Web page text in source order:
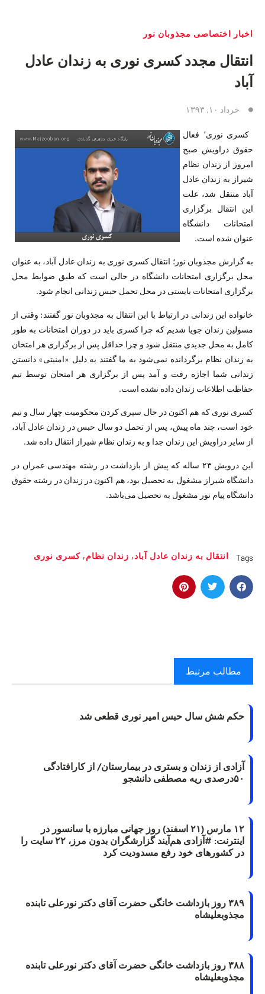
اخبار اختصاصی مجذوبان نور
انتقال مجدد کسری نوری به زندان عادل
آباد
خرداد ۱۰, ۱۳۹۳
کسری نوری٬ فعال
حقوق دراویش صبح
امروز از زندان نظام
شیراز به زندان عادل
آباد منتقل شد، علت
این انتقال برگزاری
امتحانات دانشگاه
عنوان شده است.
به گزارش مجذوبان نور؛ انتقال کسری نوری به زندان عادل آباد، به عنوان
محل برگزاری امتحانات دانشگاه در حالی است که طبق ضوابط محل
برگزاری امتحانات بایستی در محل تحمل حبس زندانی انجام شود.
خانواده این زندانی در ارتباط با این انتقال به مجذوبان نور گفتند: وقتی از
مسولین زندان جویا شدیم که چرا کسری باید در دوران امتحانات به طور
کامل به محل جدیدی منتقل شود و چرا حداقل پس از برگزاری هر امتحان
به زندان نظام برگردانده نمی‌شود به ما گفتند به دلیل «امنیتی» دانستن
زندانی شما اجازه رفت و آمد پس از برگزاری هر امتحان توسط تیم
حفاظت اطلاعات زندان داده نشده است.
کسری نوری که هم اکنون در حال سپری کردن محکومیت چهار سال و نیم
خود است، چند ماه پیش، پس از تحمل دو سال حبس در زندان عادل آباد،
از سایر دراویش این زندان جدا و به زندان نظام شیراز انتقال داده شد.
این درویش ۲۳ ساله که پیش از بازداشت در رشته مهندسی عمران در
دانشگاه شیراز مشغول به تحصیل بود، هم اکنون در زندان در رشته حقوق
دانشگاه پیام نور مشغول به تحصیل می‌باشد.
Tags انتقال به زندان عادل آباد, زندان نظام, کسری نوری
مطالب مرتبط
حکم شش سال حبس امیر نوری قطعی شد
آزادی از زندان و بستری در بیمارستان/ از کارافتادگی
۵۰درصدی ریه مصطفی دانشجو
۱۲ مارس (۲۱ اسفند) روز جهانی مبارزه با سانسور در
اینترنت: #آزادی هم‌آیند گزارشگران‌ بدون مرز، ۲۲ سایت را
در کشورهای خود رفع مسدودیت کرد
۳۸۹ روز بازداشت خانگی حضرت آقای دکتر نورعلی تابنده
مجذوبعلیشاه
۳۸۸ روز بازداشت خانگی حضرت آقای دکتر نورعلی تابنده
مجذوبعلیشاه